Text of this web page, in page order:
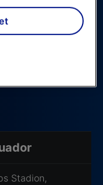
eftal kijk je live
Stadion,
je keuze altijd
we omgaan